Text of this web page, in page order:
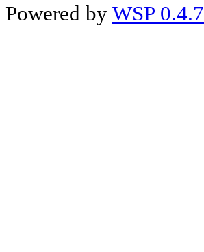
Powered by WSP 0.4.7